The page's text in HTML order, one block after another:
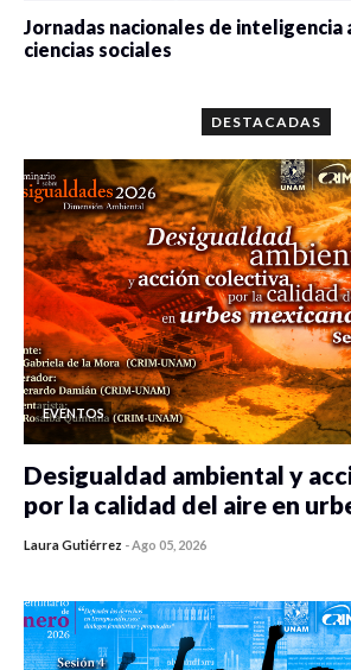
Jornadas nacionales de
ciencias sociales
DESTACADAS
EVENTOS
Desigualdad ambiental y
por la calidad del aire en
Laura Gutiérrez -Ago 05, 2026